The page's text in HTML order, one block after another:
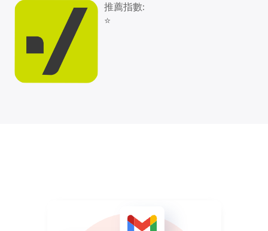
推薦指數:
⭐